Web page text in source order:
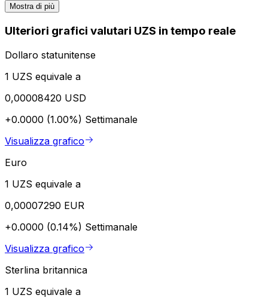
Mostra di più
Ulteriori grafici valutari UZS in tempo reale
Dollaro statunitense
1 UZS equivale a
0,00008420 USD
+0.0000 (1.00%) Settimanale
Visualizza grafico
Euro
1 UZS equivale a
0,00007290 EUR
+0.0000 (0.14%) Settimanale
Visualizza grafico
Sterlina britannica
1 UZS equivale a